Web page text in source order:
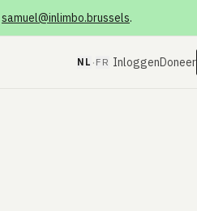
samuel@inlimbo.brussels.
NL · FR InloggenDoneer